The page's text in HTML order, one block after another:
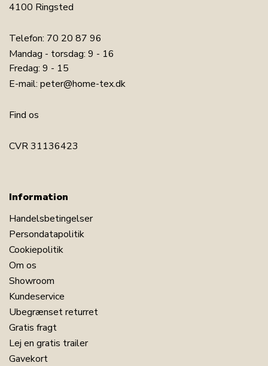
4100 Ringsted
Telefon: 70 20 87 96
Mandag - torsdag: 9 - 16
Fredag: 9 - 15
E-mail: peter@home-tex.dk
Find os
CVR 31136423
Information
Handelsbetingelser
Persondatapolitik
Cookiepolitik
Om os
Showroom
Kundeservice
Ubegrænset returret
Gratis fragt
Lej en gratis trailer
Gavekort